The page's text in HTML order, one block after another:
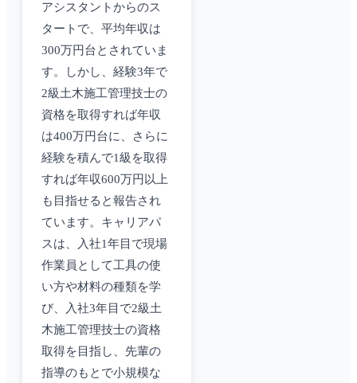
アシスタントからのス
タートで、平均年収は
300万円台とされていま
す。しかし、経験3年で
2級土木施工管理技士の
資格を取得すれば年収
は400万円台に、さらに
経験を積んで1級を取得
すれば年収600万円以上
も目指せると報告され
ています。キャリアパ
スは、入社1年目で現場
作業員として工具の使
い方や材料の種類を学
び、入社3年目で2級土
木施工管理技士の資格
取得を目指し、先輩の
指導のもとで小規模な